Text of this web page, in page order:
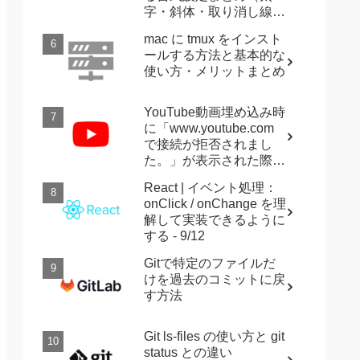
字・斜体・取り消し線・
mac に tmux をインスト
ールする方法と基本的な
使い方・メリットまとめ
YouTube動画埋め込み時
に「www.youtube.com
で接続が拒否されまし
た。」が表示された際に
React | イベント処理：
onClick / onChange を理
解して実装できるように
する - 9/12
Gitで特定のファイルだ
けを過去のコミットに戻
す方法
Git ls-files の使い方と git
status との違い